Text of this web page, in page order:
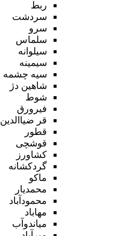
ربط
سردشت
سرو
سلماس
سیلوانه
سیمینه
سیه چشمه
شاهین دژ
شوط
فیرورق
قر ضیاالدین
قطور
قوشچی
کشاورز
گردکشانه
ماکو
محمدیار
محمودآباد
مهاباد
میاندوآب